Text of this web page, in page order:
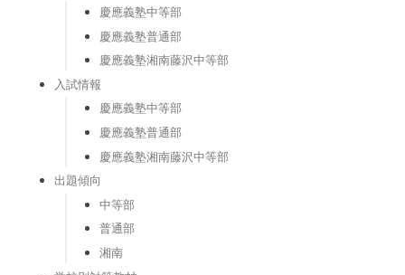
慶應義塾中等部
慶應義塾普通部
慶應義塾湘南藤沢中等部
入試情報
慶應義塾中等部
慶應義塾普通部
慶應義塾湘南藤沢中等部
出題傾向
中等部
普通部
湘南